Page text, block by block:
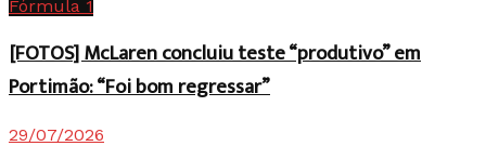
Fórmula 1
[FOTOS] McLaren concluiu teste “produtivo” em
Portimão: “Foi bom regressar”
29/07/2026